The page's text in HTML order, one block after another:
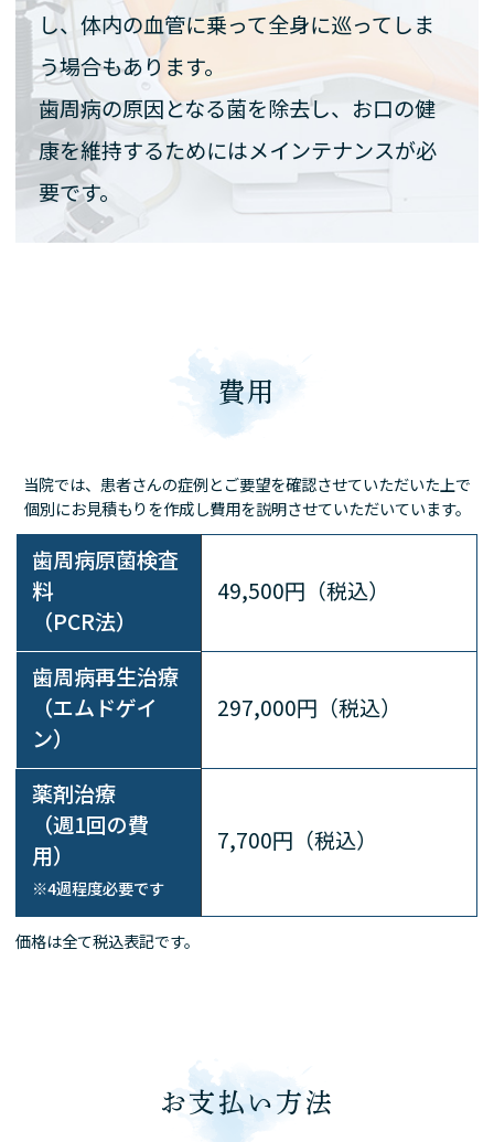
し、体内の血管に乗って全身に巡ってしま
う場合もあります。
歯周病の原因となる菌を除去し、お口の健
康を維持するためにはメインテナンスが必
要です。
費用
当院では、患者さんの症例とご要望を確認させていただいた上で
個別にお見積もりを作成し費用を説明させていただいています。
歯周病原菌検査
料
（PCR法）
49,500円（税込）
歯周病再生治療
（エムドゲイ
ン）
297,000円（税込）
薬剤治療
（週1回の費
用）
※4週程度必要です
7,700円（税込）
価格は全て税込表記です。
お支払い方法